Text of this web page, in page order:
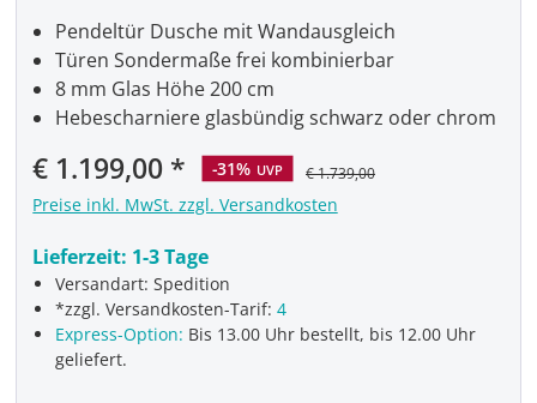
Verkaufspreis:
€ 1.199,00 -31% UVP € 1.739,00
Preise inkl. MwSt. zzgl. Versandkosten
Lieferzeit: 1-3 Tage
Versandart: Spedition
*zzgl. Versandkosten-Tarif:4
Express-Option: Bis 13.00 Uhr bestellt, bis 12.00 Uhr
geliefert.
Pendeltür Dusche mit Wandausgleich
Türen Sondermaße frei kombinierbar
8 mm Glas Höhe 200 cm
Hebescharniere glasbündig schwarz oder chrom